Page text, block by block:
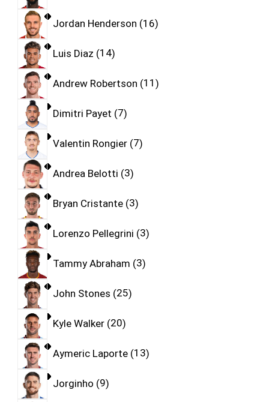
Jordan Henderson 16
Luis Diaz 14
Andrew Robertson 11
Dimitri Payet 7
Valentin Rongier 7
Andrea Belotti 3
Bryan Cristante 3
Lorenzo Pellegrini 3
Tammy Abraham 3
John Stones 25
Kyle Walker 20
Aymeric Laporte 13
Jorginho 9